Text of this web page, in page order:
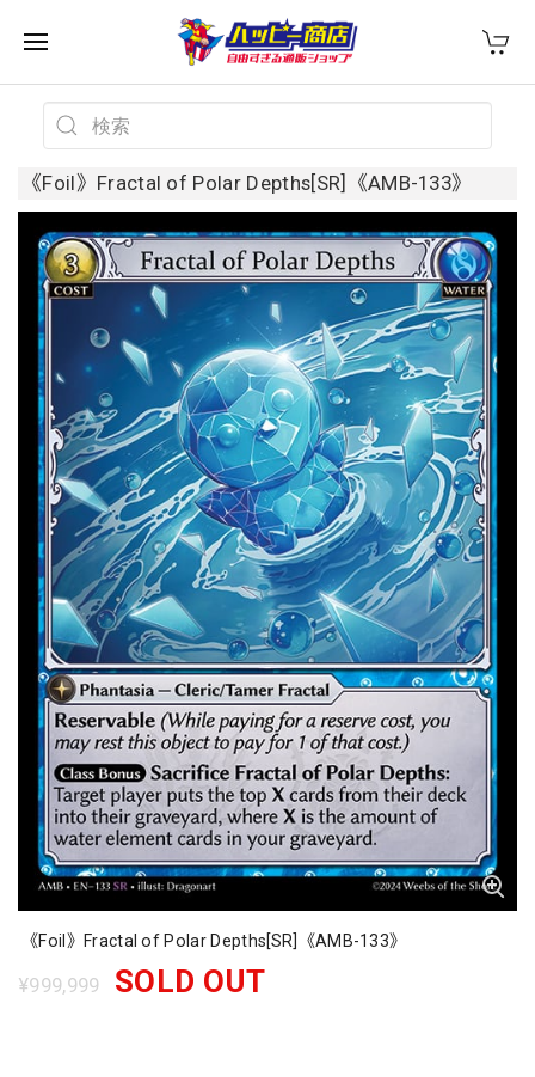
《Foil》Fractal of Polar Depths[SR]《AMB-133》
《Foil》Fractal of Polar Depths[SR]《AMB-133》
¥999,999 SOLD OUT